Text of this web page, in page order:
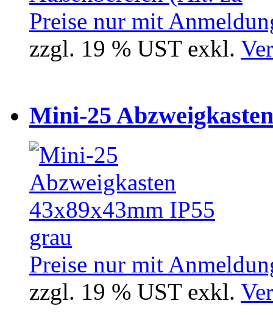
Preise nur mit
zzgl. 19 % UST exkl.
Mini-25
Preise nur mit
zzgl. 19 % UST exkl.